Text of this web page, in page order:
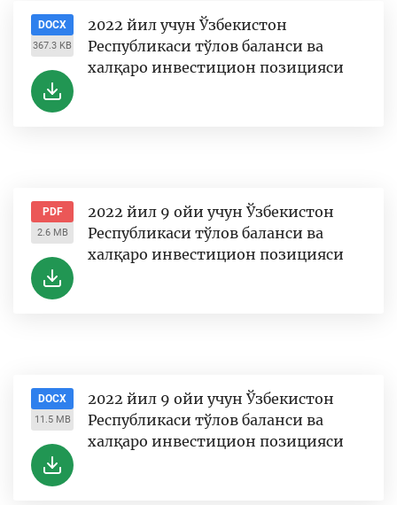
DOCX
367.3 KB
2022 йил учун Ўзбекистон
Республикаси тўлов баланси ва
халқаро инвестицион позицияси
PDF
2.6 MB
2022 йил 9 ойи учун Ўзбекистон
Республикаси тўлов баланси ва
халқаро инвестицион позицияси
DOCX
11.5 MB
2022 йил 9 ойи учун Ўзбекистон
Республикаси тўлов баланси ва
халқаро инвестицион позицияси